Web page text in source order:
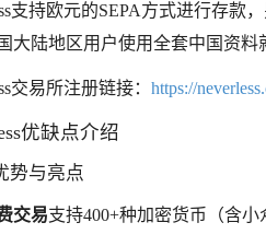
支持欧元的SEPA方式进行存款
大陆地区用户使用全套中国资料
交易所注册链接： https://
优缺点介绍
势与亮点
交易支持400+种加密货币（含